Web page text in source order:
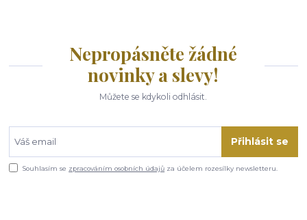
Nepropásněte žádné
novinky a slevy!
Můžete se kdykoli odhlásit.
Přihlásit se
Souhlasím se zpracováním osobních údajů za účelem rozesílky newsletteru.